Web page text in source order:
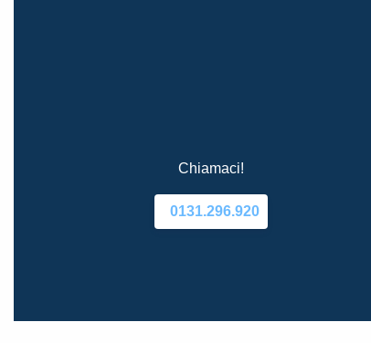
Chiamaci!
0131.296.920